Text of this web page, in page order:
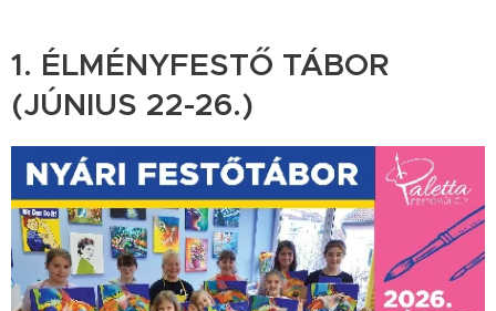
1. ÉLMÉNYFESTŐ TÁBOR
(JÚNIUS 22-26.)